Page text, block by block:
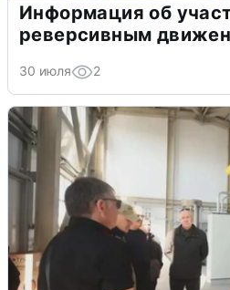
Информация об
реверсивным
30 июля 2